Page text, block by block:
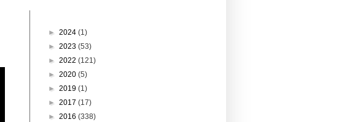
► 2024 (1)
► 2023 (53)
► 2022 (121)
► 2020 (5)
► 2019 (1)
► 2017 (17)
► 2016 (338)